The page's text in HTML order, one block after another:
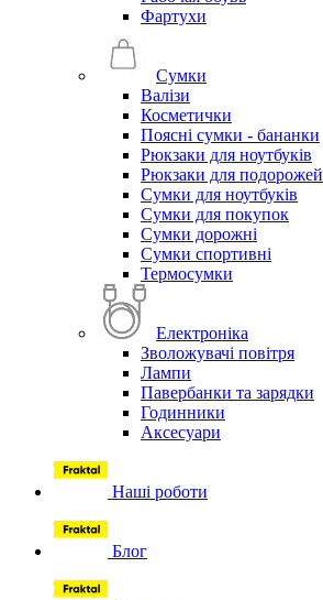
Фартухи
Сумки
Валізи
Косметички
Поясні сумки - бананки
Рюкзаки для ноутбуків
Рюкзаки для подорожей
Сумки для ноутбуків
Сумки для покупок
Сумки дорожні
Сумки спортивні
Термосумки
Електроніка
Зволожувачі повітря
Лампи
Павербанки та зарядки
Годинники
Аксесуари
Наші роботи
Блог